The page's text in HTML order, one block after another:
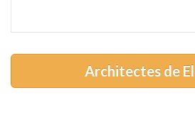
Architectes de